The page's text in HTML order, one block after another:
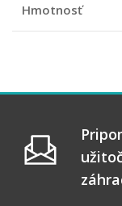
Hmotnosť